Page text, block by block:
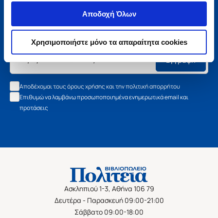
Αποδοχή Όλων
Χρησιμοποιήστε μόνο τα απαραίτητα cookies
Μάθετε τα νέα της Πολιτείας
Εγγραφείτε στο newsletter μας και μάθετε πρώτοι όλα τα
νέα βιβλία, τις εξαιρετικές τιμές και τις εκδηλώσεις μας.
Εγγραφή
Αποδέχομαι τους όρους χρήσης και την πολιτική απορρήτου
Επιθυμώ να λαμβάνω προσωποποιημένα ενημερωτικά email και
προτάσεις
Ασκληπιού 1-3, Αθήνα 106 79
Δευτέρα - Παρασκευή 09:00-21:00
Σάββατο 09:00-18:00